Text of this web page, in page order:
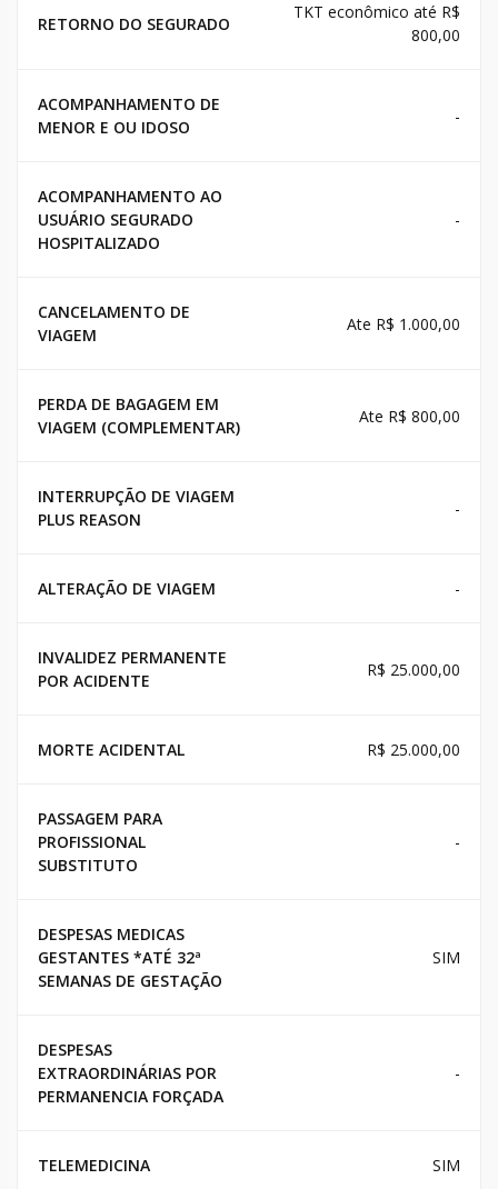
RETORNO DO SEGURADO
TKT econômico até R$
800,00
ACOMPANHAMENTO DE
MENOR E OU IDOSO
-
ACOMPANHAMENTO AO
USUÁRIO SEGURADO
HOSPITALIZADO
-
CANCELAMENTO DE
VIAGEM
Ate R$ 1.000,00
PERDA DE BAGAGEM EM
VIAGEM (COMPLEMENTAR)
Ate R$ 800,00
INTERRUPÇÃO DE VIAGEM
PLUS REASON
-
ALTERAÇÃO DE VIAGEM -
INVALIDEZ PERMANENTE
POR ACIDENTE
R$ 25.000,00
MORTE ACIDENTAL R$ 25.000,00
PASSAGEM PARA
PROFISSIONAL
SUBSTITUTO
-
DESPESAS MEDICAS
GESTANTES *ATÉ 32ª
SEMANAS DE GESTAÇÃO
SIM
DESPESAS
EXTRAORDINÁRIAS POR
PERMANENCIA FORÇADA
-
TELEMEDICINA SIM